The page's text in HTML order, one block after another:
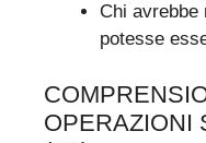
Chi avrebbe
potesse
OPERAZIONI